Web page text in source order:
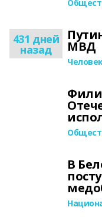
431 дней
назад МВД
В